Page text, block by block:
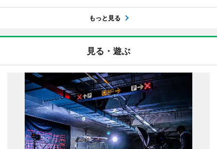
もっと見る
見る・遊ぶ